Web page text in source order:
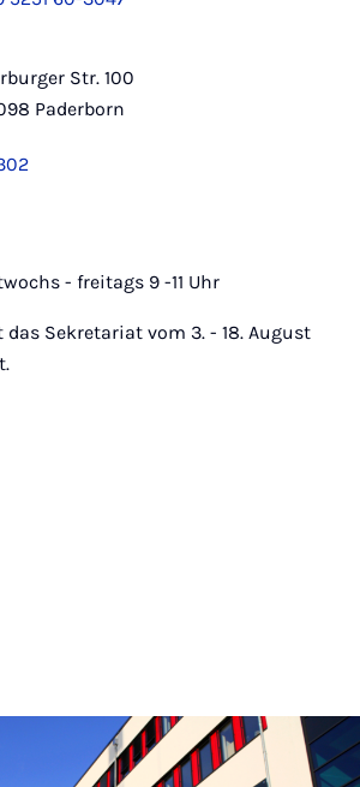
Str. 100
Paderborn
- freitags 9 -11 Uhr
Sekretariat vom 3. - 18. August